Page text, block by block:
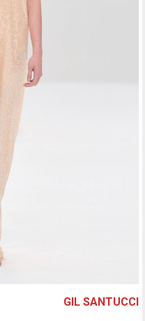
GIL SANTUCCI